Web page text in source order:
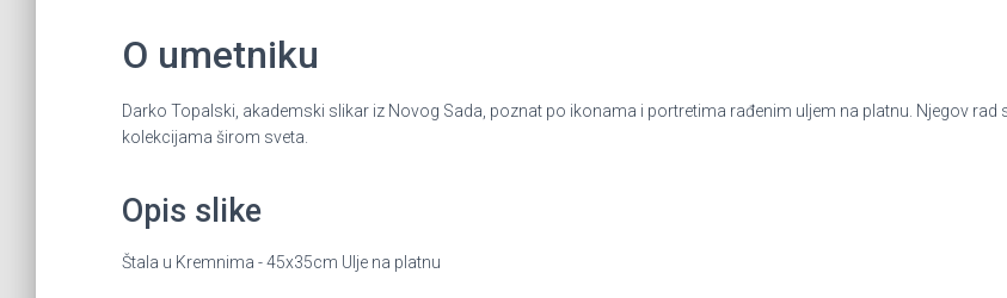
O umetniku
Darko Topalski, akademski slikar iz Novog Sada, poznat po ikonama i portretima rađenim uljem na platnu. Njegov rad
kolekcijama širom sveta.
Opis slike
Štala u Kremnima - 45x35cm Ulje na platnu